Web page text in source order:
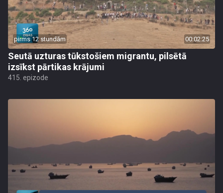
pirms 12 stundām 00:02:25
Seutā uzturas tūkstošiem migrantu, pilsētā
izsīkst pārtikas krājumi
415. epizode